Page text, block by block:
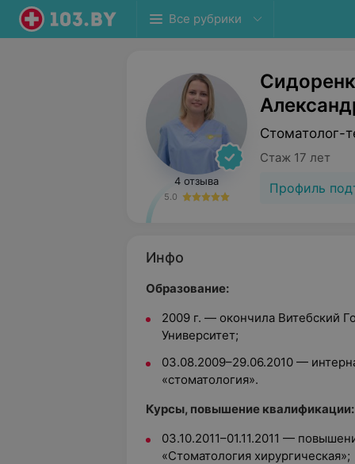
Все рубрики
4 отзыва
5.0
Стоматолог-
Стаж 17 лет
Профиль
Инфо
Образование:
2009 г. — окончила Витебский
Университет;
03.08.2009–29.06.2010 —
«стоматология».
Курсы, повышение квалификации:
03.10.2011–01.11.2011 —
«Стоматология хирургическая»;